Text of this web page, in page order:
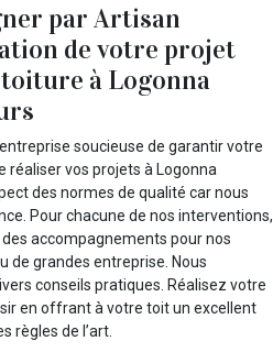
par Artisan
de votre projet
à Logonna
soucieuse de garantir votre
vos projets à Logonna
des normes de qualité car nous
Pour chacune de nos interventions,
accompagnements pour nos
de grandes entreprise. Nous
conseils pratiques. Réalisez votre
en offrant à votre toit un excellent
règles de l’art.